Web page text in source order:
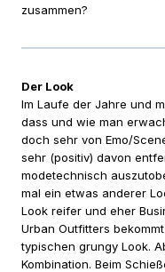
zusammen?
Der Look
Im Laufe der Jahre und
dass und wie man
doch sehr von Emo/
sehr (positiv) davon
modetechnisch
mal ein etwas anderer
Look reifer und eher
Urban Outfitters
typischen grungy Look.
Kombination. Beim